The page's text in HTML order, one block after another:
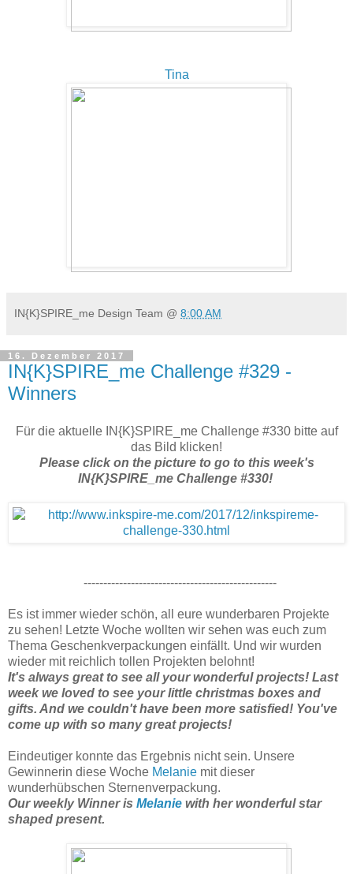
Tina
IN{K}SPIRE_me Design Team @ 8:00 AM
16. Dezember 2017
IN{K}SPIRE_me Challenge #329 -
Winners
Für die aktuelle IN{K}SPIRE_me Challenge #330 bitte auf
das Bild klicken!
Please click on the picture to go to this week's
IN{K}SPIRE_me Challenge #330!
-------------------------------------------------
Es ist immer wieder schön, all eure wunderbaren Projekte
zu sehen! Letzte Woche wollten wir sehen was euch zum
Thema Geschenkverpackungen einfällt. Und wir wurden
wieder mit reichlich tollen Projekten belohnt!
It's always great to see all your wonderful projects! Last
week we loved to see your little christmas boxes and
gifts. And we couldn't have been more satisfied! You've
come up with so many great projects!
Eindeutiger konnte das Ergebnis nicht sein. Unsere
Gewinnerin diese Woche Melanie mit dieser
wunderhübschen Sternenverpackung.
Our weekly Winner is Melanie with her wonderful star
shaped present.